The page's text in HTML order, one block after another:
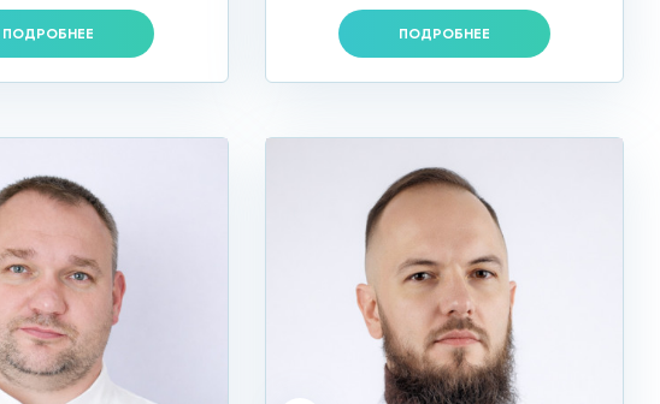
ПОДРОБНЕЕ ПОДРОБНЕЕ